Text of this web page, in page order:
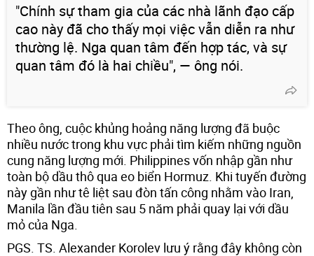
"Chính sự tham gia của các nhà lãnh đạo cấp
cao này đã cho thấy mọi việc vẫn diễn ra như
thường lệ. Nga quan tâm đến hợp tác, và sự
quan tâm đó là hai chiều", — ông nói.
Theo ông, cuộc khủng hoảng năng lượng đã buộc
nhiều nước trong khu vực phải tìm kiếm những nguồn
cung năng lượng mới. Philippines vốn nhập gần như
toàn bộ dầu thô qua eo biển Hormuz. Khi tuyến đường
này gần như tê liệt sau đòn tấn công nhằm vào Iran,
Manila lần đầu tiên sau 5 năm phải quay lại với dầu
mỏ của Nga.
PGS. TS. Alexander Korolev lưu ý rằng đây không còn